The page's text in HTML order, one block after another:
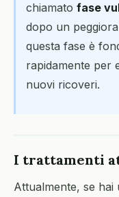
chiamato fase
dopo un
questa fase è
rapidamente per
nuovi ricoveri.
I trattamenti
Attualmente, se